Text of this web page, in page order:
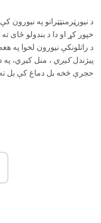
د نیورټرمنټټرانو په نیورون
خپور کړ او دا د بندولو ځای
د راتلونکې نیورون لخوا په
پیژندلکیږي ، منل کیږي، په
حجرې څخه بل دماغ کې بل